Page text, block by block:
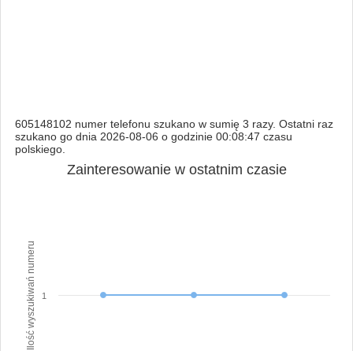
605148102 numer telefonu szukano w sumię 3 razy. Ostatni raz
szukano go dnia 2026-08-06 o godzinie 00:08:47 czasu
polskiego.
Ilość wyszukiwań numeru
Zainteresowanie w ostatnim czasie
1